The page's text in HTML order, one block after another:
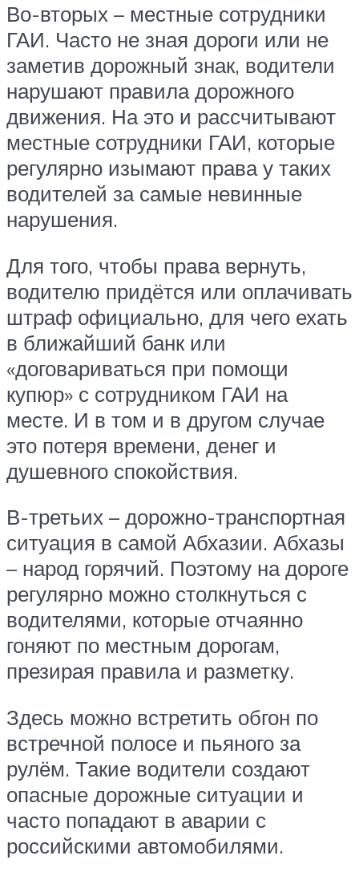
Во-вторых – местные сотрудники
ГАИ. Часто не зная дороги или не
заметив дорожный знак, водители
нарушают правила дорожного
движения. На это и рассчитывают
местные сотрудники ГАИ, которые
регулярно изымают права у таких
водителей за самые невинные
нарушения.
Для того, чтобы права вернуть,
водителю придётся или оплачивать
штраф официально, для чего ехать
в ближайший банк или
«договариваться при помощи
купюр» с сотрудником ГАИ на
месте. И в том и в другом случае
это потеря времени, денег и
душевного спокойствия.
В-третьих – дорожно-транспортная
ситуация в самой Абхазии. Абхазы
– народ горячий. Поэтому на дороге
регулярно можно столкнуться с
водителями, которые отчаянно
гоняют по местным дорогам,
презирая правила и разметку.
Здесь можно встретить обгон по
встречной полосе и пьяного за
рулём. Такие водители создают
опасные дорожные ситуации и
часто попадают в аварии с
российскими автомобилями.